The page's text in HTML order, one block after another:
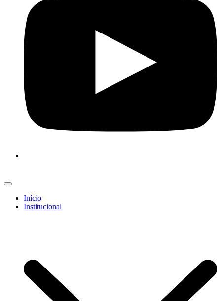
Início
Institucional